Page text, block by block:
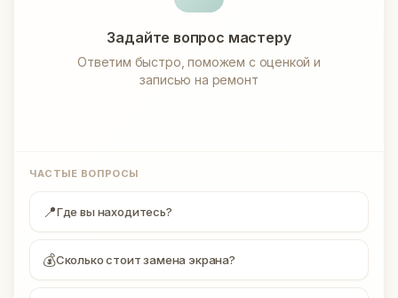
Задайте вопрос мастеру
Ответим быстро, поможем с оценкой и
записью на ремонт
ЧАСТЫЕ ВОПРОСЫ
📍Где вы находитесь?
💰Сколько стоит замена экрана?